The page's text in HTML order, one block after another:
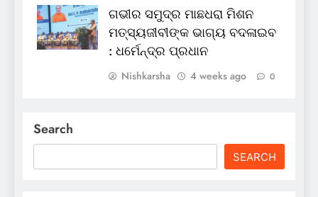
ଗଭୀର ସମୁଦ୍ର ମାଛଧରା ମିଶନ
ମତ୍ସ୍ୟଜୀବୀଙ୍କ ଭାଗ୍ୟ ବଦଳାଇବ
: ଧର୍ମେନ୍ଦ୍ର ପ୍ରଧାନ
Nishkarsha 4 weeks ago 0
Search
SEARCH